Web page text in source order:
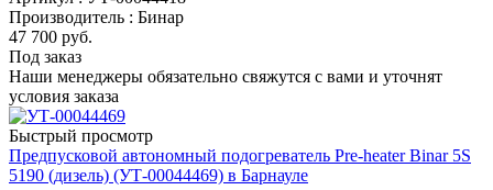
Производитель : Бинар
47 700 руб.
Под заказ
Наши менеджеры обязательно свяжутся с вами и уточнят
условия заказа
Быстрый просмотр
Предпусковой автономный подогреватель Pre-heater Binar 5S
5190 (дизель) (УТ-00044469) в Барнауле